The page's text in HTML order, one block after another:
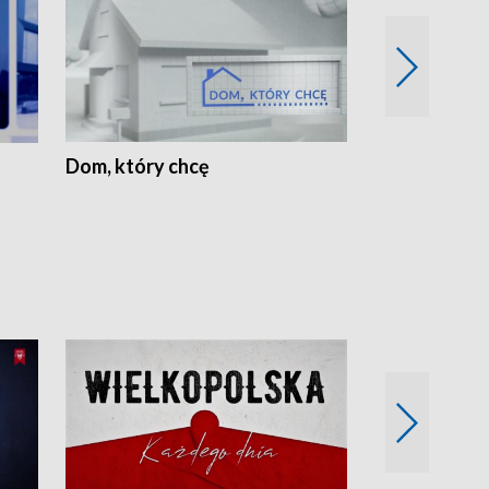
Dom, który chcę